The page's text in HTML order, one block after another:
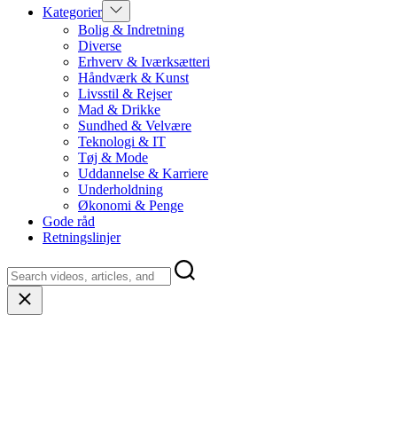
Kategorier Show
sub
menu
Bolig & Indretning
Diverse
Erhverv & Iværksætteri
Håndværk & Kunst
Livsstil & Rejser
Mad & Drikke
Sundhed & Velvære
Teknologi & IT
Tøj & Mode
Uddannelse & Karriere
Underholdning
Økonomi & Penge
Gode råd
Retningslinjer
Close
search